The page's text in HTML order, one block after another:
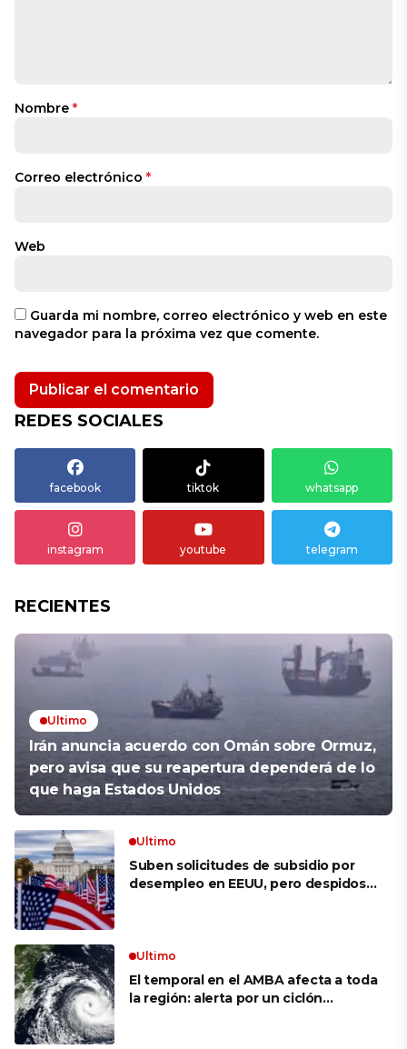
Nombre *
Correo electrónico *
Web
Guarda mi nombre, correo electrónico y web en este
navegador para la próxima vez que comente.
REDES SOCIALES
facebook tiktok whatsapp
instagram youtube telegram
RECIENTES
Ultimo
Irán anuncia acuerdo con Omán sobre Ormuz,
pero avisa que su reapertura dependerá de lo
que haga Estados Unidos
Ultimo
Suben solicitudes de subsidio por
desempleo en EEUU, pero despidos
Ultimo
El temporal en el AMBA afecta a toda
la región: alerta por un ciclón